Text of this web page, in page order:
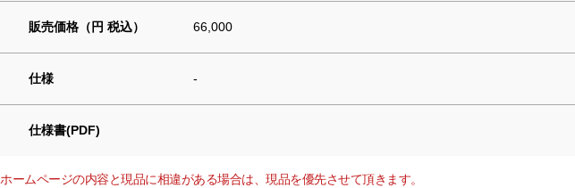
販売価格（円 税込） 66,000
仕様 -
仕様書(PDF)
ホームページの内容と現品に相違がある場合は、現品を優先させて頂きます。